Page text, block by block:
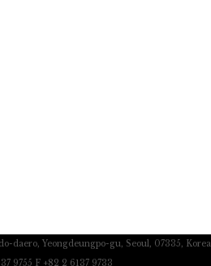
daero, Yeongdeungpo-gu, Seoul, 07335, Korea
9755 F +82 2 6137 9733